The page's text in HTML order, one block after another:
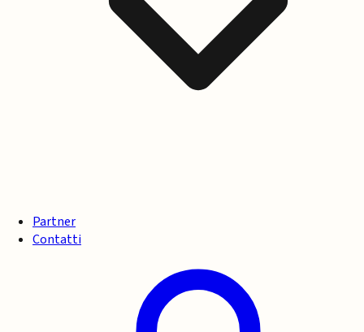
Partner
Contatti